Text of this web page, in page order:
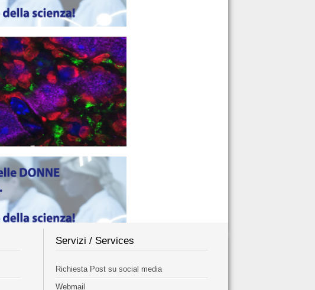
Servizi / Services
Richiesta Post su social media
Webmail